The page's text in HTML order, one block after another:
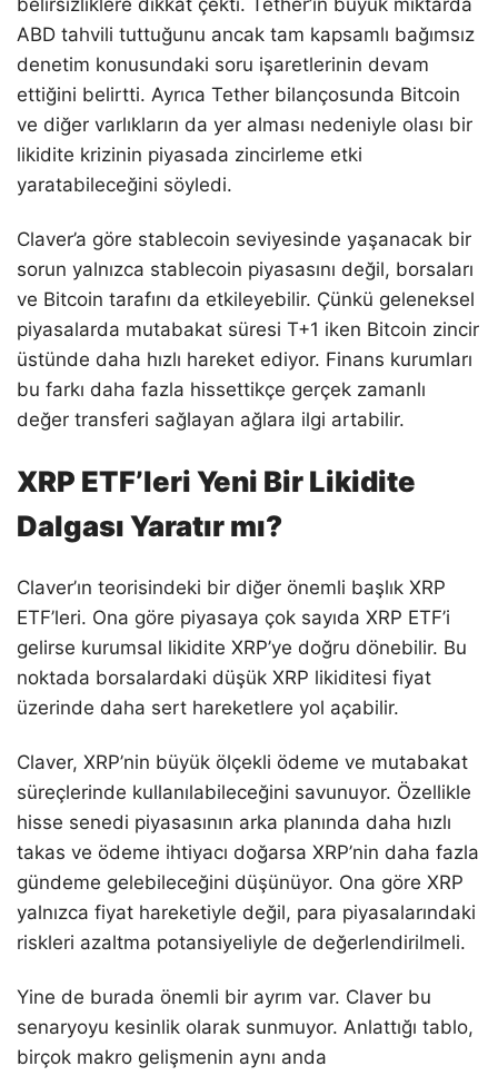
belirsizliklere dikkat çekti. Tether’in büyük miktarda
ABD tahvili tuttuğunu ancak tam kapsamlı bağımsız
denetim konusundaki soru işaretlerinin devam
ettiğini belirtti. Ayrıca Tether bilançosunda Bitcoin
ve diğer varlıkların da yer alması nedeniyle olası bir
likidite krizinin piyasada zincirleme etki
yaratabileceğini söyledi.
Claver’a göre stablecoin seviyesinde yaşanacak bir
sorun yalnızca stablecoin piyasasını değil, borsaları
ve Bitcoin tarafını da etkileyebilir. Çünkü geleneksel
piyasalarda mutabakat süresi T+1 iken Bitcoin zincir
üstünde daha hızlı hareket ediyor. Finans kurumları
bu farkı daha fazla hissettikçe gerçek zamanlı
değer transferi sağlayan ağlara ilgi artabilir.
XRP ETF’leri Yeni Bir Likidite
Dalgası Yaratır mı?
Claver’ın teorisindeki bir diğer önemli başlık XRP
ETF’leri. Ona göre piyasaya çok sayıda XRP ETF’i
gelirse kurumsal likidite XRP’ye doğru dönebilir. Bu
noktada borsalardaki düşük XRP likiditesi fiyat
üzerinde daha sert hareketlere yol açabilir.
Claver, XRP’nin büyük ölçekli ödeme ve mutabakat
süreçlerinde kullanılabileceğini savunuyor. Özellikle
hisse senedi piyasasının arka planında daha hızlı
takas ve ödeme ihtiyacı doğarsa XRP’nin daha fazla
gündeme gelebileceğini düşünüyor. Ona göre XRP
yalnızca fiyat hareketiyle değil, para piyasalarındaki
riskleri azaltma potansiyeliyle de değerlendirilmeli.
Yine de burada önemli bir ayrım var. Claver bu
senaryoyu kesinlik olarak sunmuyor. Anlattığı tablo,
birçok makro gelişmenin aynı anda